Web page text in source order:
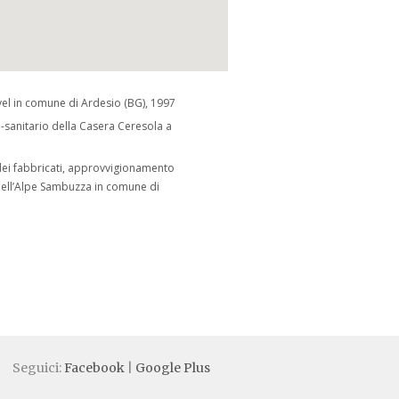
in comune di Ardesio (BG), 1997
della Casera Ceresola a
fabbricati, approvvigionamento
Sambuzza in comune di
Seguici:Facebook Google Plus